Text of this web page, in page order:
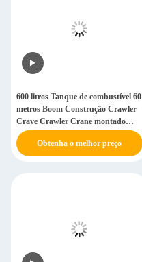
600 litros Tanque de combustível 60
metros Boom Construção Crawler
Crave Crawler Crane montado
para a indústria de petróleo e gás
Obtenha o melhor preço